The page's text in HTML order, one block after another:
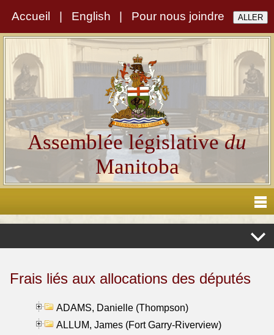
Accueil English Pour nous joindre
Assemblée législativedu
Manitoba
Frais liés aux allocations des députés
ADAMS, Danielle (Thompson)
ALLUM, James (Fort Garry-Riverview)